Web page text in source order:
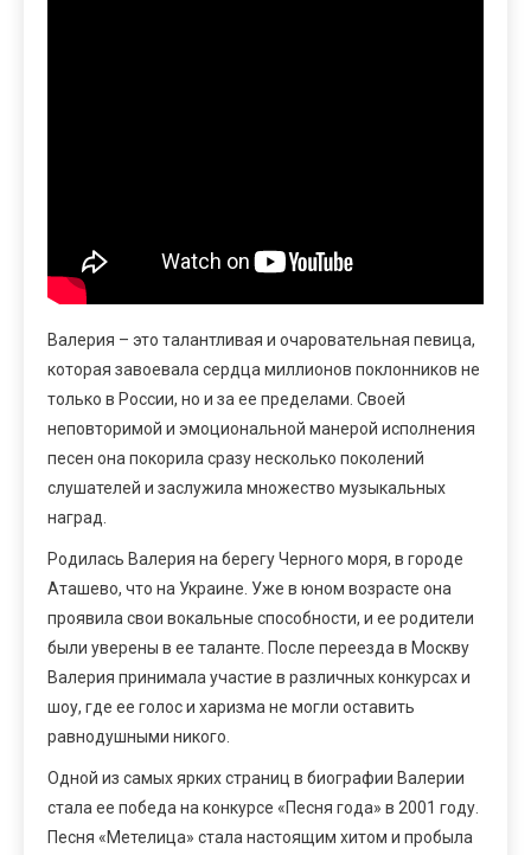
Валерия – это талантливая и очаровательная певица,
которая завоевала сердца миллионов поклонников не
только в России, но и за ее пределами. Своей
неповторимой и эмоциональной манерой исполнения
песен она покорила сразу несколько поколений
слушателей и заслужила множество музыкальных
наград.
Родилась Валерия на берегу Черного моря, в городе
Аташево, что на Украине. Уже в юном возрасте она
проявила свои вокальные способности, и ее родители
были уверены в ее таланте. После переезда в Москву
Валерия принимала участие в различных конкурсах и
шоу, где ее голос и харизма не могли оставить
равнодушными никого.
Одной из самых ярких страниц в биографии Валерии
стала ее победа на конкурсе «Песня года» в 2001 году.
Песня «Метелица» стала настоящим хитом и пробыла